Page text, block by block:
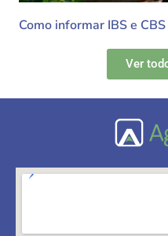
Como informar IBS e
Ver